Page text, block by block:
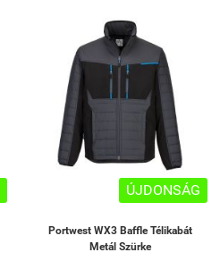
ÚJDONSÁG
Portwest WX3 Baffle Télikabát
Metál Szürke